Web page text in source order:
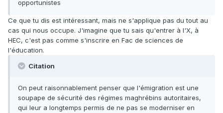
opportunistes
Ce que tu dis est intéressant, mais ne s'applique pas du tout au
cas qui nous occupe. J'imagine que tu sais qu'entrer à l'X, à
HEC, c'est pas comme s'inscrire en Fac de sciences de
l'éducation.
Citation
On peut raisonnablement penser que l'émigration est une
soupape de sécurité des régimes maghrébins autoritaires,
qui leur a longtemps permis de ne pas se moderniser en